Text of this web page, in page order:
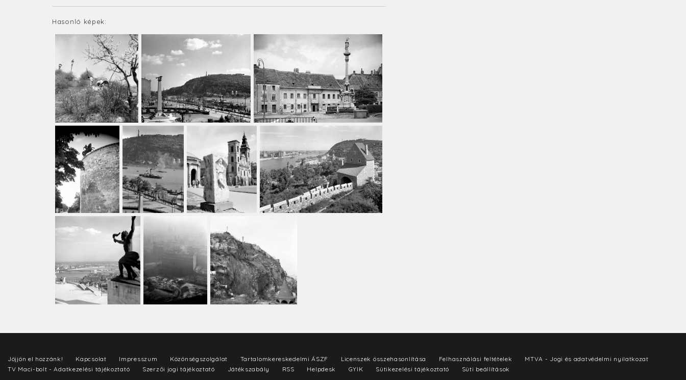
Hasonló képek:
Jöjjön el hozzánk! Kapcsolat Impresszum Közönségszolgálat Tartalomkereskedelmi ÁSZF Licenszek összehasonlítása Felhasználási feltételek
MTVA - Jogi és adatvédelmi nyilatkozat
TV Maci-bolt - Adatkezelési tájékoztató
Szerzői jogi tájékoztató Játékszabály RSS Helpdesk GYIK Sütikezelési tájékoztató Süti beállítások